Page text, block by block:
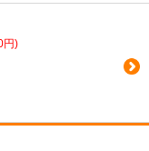
円)